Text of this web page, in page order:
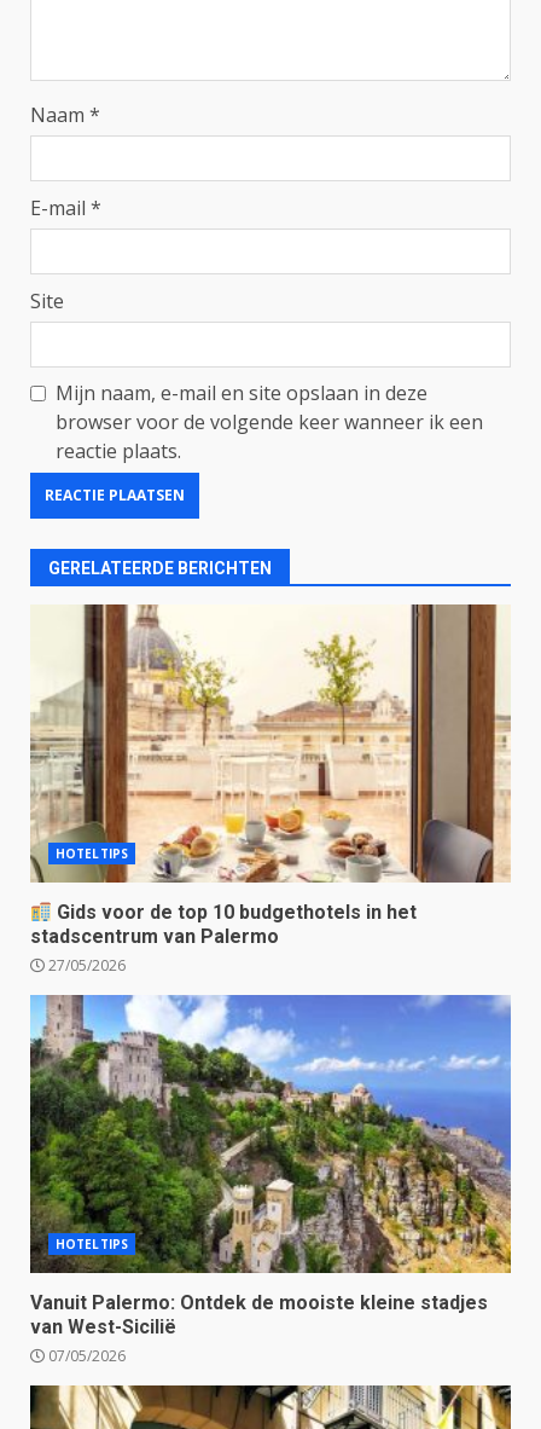
Naam *
E-mail *
Site
Mijn naam, e-mail en site opslaan in deze
browser voor de volgende keer wanneer ik een
reactie plaats.
GERELATEERDE BERICHTEN
HOTELTIPS
Gids voor de top 10 budgethotels in het
stadscentrum van Palermo
27/05/2026
HOTELTIPS
Vanuit Palermo: Ontdek de mooiste kleine stadjes
van West-Sicilië
07/05/2026